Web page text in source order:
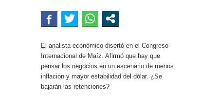
El analista económico disertó en el Congreso
Internacional de Maíz. Afirmó que hay que
pensar los negocios en un escenario de menos
inflación y mayor estabilidad del dólar. ¿Se
bajarán las retenciones?